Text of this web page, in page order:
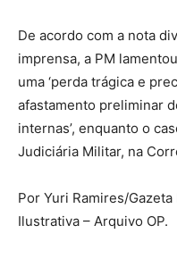
De acordo com a nota
imprensa, a PM
uma ‘perda trágica e
afastamento preliminar
internas’, enquanto o
Judiciária Militar, na
Por Yuri Ramires/
Ilustrativa – Arquivo OP.